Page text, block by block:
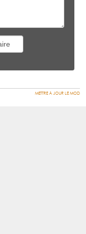
METTRE À JOUR LE MOD